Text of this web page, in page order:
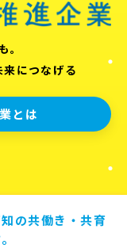
。
につなげる
とは
の共働き・共育